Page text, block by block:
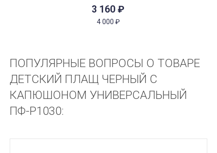
3 160 ₽
4 000 ₽
ПОПУЛЯРНЫЕ ВОПРОСЫ О ТОВАРЕ
ДЕТСКИЙ ПЛАЩ ЧЕРНЫЙ С
КАПЮШОНОМ УНИВЕРСАЛЬНЫЙ
ПФ-P1030: